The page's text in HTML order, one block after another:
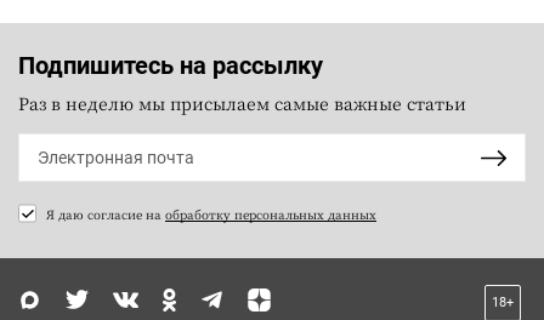
Подпишитесь на рассылку
Раз в неделю мы присылаем самые важные статьи
Я даю согласие на обработку персональных данных
18+